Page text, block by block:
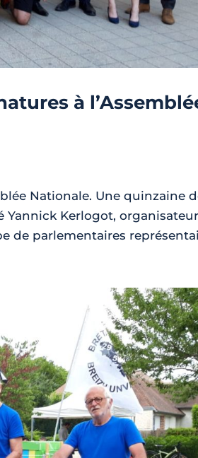
à
Nationale. Une quinzaine
Yannick Kerlogot,
de parlementaires